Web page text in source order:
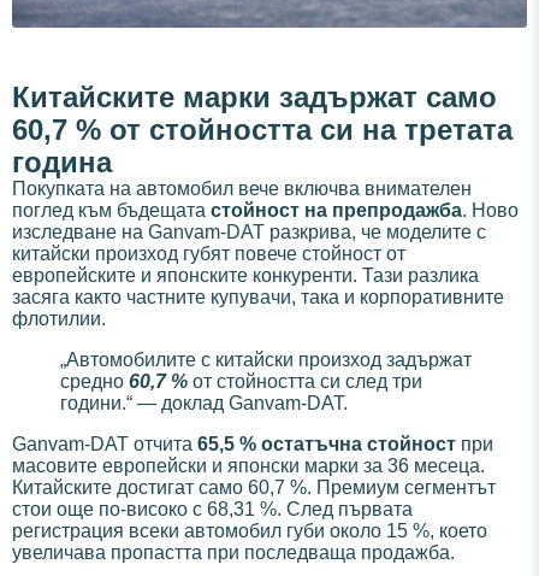
Китайските марки задържат само
60,7 % от стойността си на третата
година
Покупката на автомобил вече включва внимателен
поглед към бъдещата стойност на препродажба. Ново
изследване на Ganvam-DAT разкрива, че моделите с
китайски произход губят повече стойност от
европейските и японските конкуренти. Тази разлика
засяга както частните купувачи, така и корпоративните
флотилии.
„Автомобилите с китайски произход задържат
средно 60,7 % от стойността си след три
години.“ — доклад Ganvam-DAT.
Ganvam-DAT отчита 65,5 % остатъчна стойност при
масовите европейски и японски марки за 36 месеца.
Китайските достигат само 60,7 %. Премиум сегментът
стои още по-високо с 68,31 %. След първата
регистрация всеки автомобил губи около 15 %, което
увеличава пропастта при последваща продажба.